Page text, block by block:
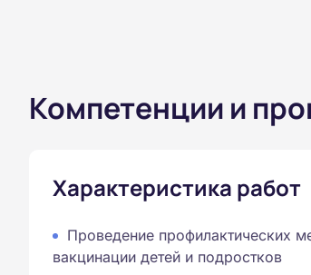
Компетенции и
Характеристика работ
Проведение профилактических
вакцинации детей и подростков